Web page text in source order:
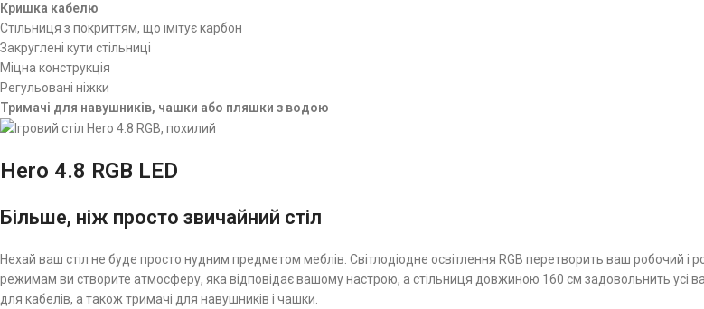
Кришка кабелю
Стільниця з покриттям, що імітує карбон
Закруглені кути стільниці
Міцна конструкція
Регульовані ніжки
Тримачі для навушників, чашки або пляшки з водою
Hero 4.8 RGB LED
Більше, ніж просто звичайний стіл
Нехай ваш стіл не буде просто нудним предметом меблів. Світлодіодне освітлення RGB перетворить ваш робочий
режимам ви створите атмосферу, яка відповідає вашому настрою, а стільниця довжиною 160 см задовольнить усі
для кабелів, а також тримачі для навушників і чашки.